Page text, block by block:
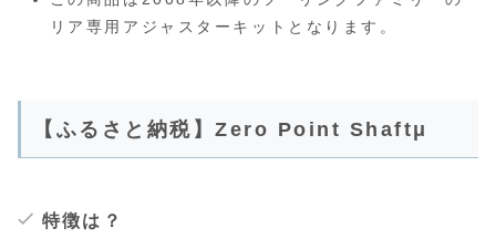
リア専用アジャスターキットとなります。
【ふるさと納税】Zero Point Shaftμ
特徴は？